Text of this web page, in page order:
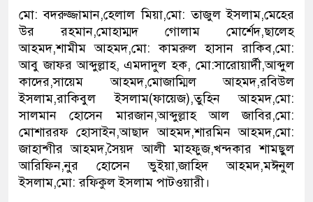
মো: বদরুজ্জামান,হেলাল মিয়া,মো: তাজুল ইসলাম,মেহের
উর রহমান,মোহাম্মদ গোলাম মোর্শেদ,ছালেহ
আহমদ,শামীম আহমদ,মো: কামরুল হাসান রাকিব,মো:
আবু জাফর আব্দুল্লাহ, এমদাদুল হক, মো:সারোয়ার্দী,আব্দুল
কাদের,সায়েম আহমদ,মোজাম্মিল আহমদ,রবিউল
ইসলাম,রাকিবুল ইসলাম(ফায়েজ),তুহিন আহমদ,মো:
সালমান হোসেন মারজান,আব্দুল্লাহ আল জাবির,মো:
মোশাররফ হোসাইন,আছাদ আহমদ,শারমিন আহমদ,মো:
জাহান্গীর আহমদ,সৈয়দ আলী মাহফুজ,খন্দকার শামছুল
আরিফিন,নুর হোসেন ভুইয়া,জাহিদ আহমদ,মঈনুল
ইসলাম,মো: রফিকুল ইসলাম পাটওয়ারী।